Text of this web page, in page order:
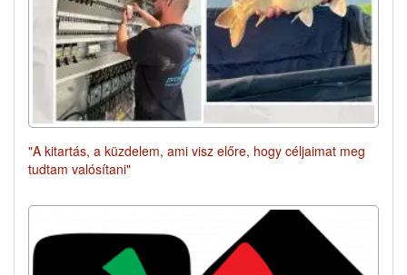
"A kitartás, a küzdelem, ami visz előre, hogy céljaimat meg
tudtam valósítani"